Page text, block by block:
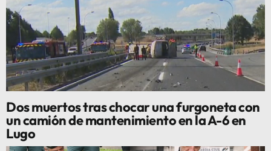
Dos muertos tras chocar una furgoneta con
un camión de mantenimiento en la A-6 en
Lugo